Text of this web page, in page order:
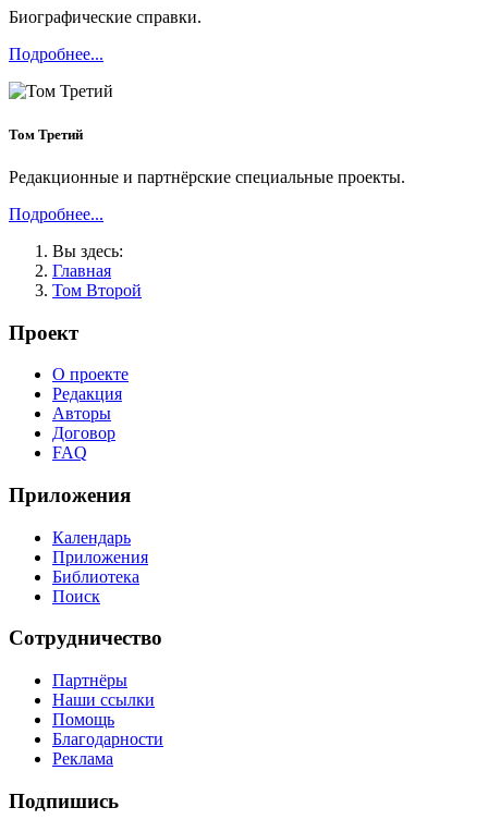
Биографические справки.
Подробнее...
Том Третий
Редакционные и партнёрские специальные проекты.
Подробнее...
Вы здесь:
Главная
Том Второй
Проект
О проекте
Редакция
Авторы
Договор
FAQ
Приложения
Календарь
Приложения
Библиотека
Поиск
Сотрудничество
Партнёры
Наши ссылки
Помощь
Благодарности
Реклама
Подпишись